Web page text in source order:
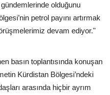
gündemlerinde olduğunu
petrol payını artırmak
devam ediyor."
basın toplantısında konuşan
Kürdistan Bölgesi’ndeki
arasında hiçbir ayrım